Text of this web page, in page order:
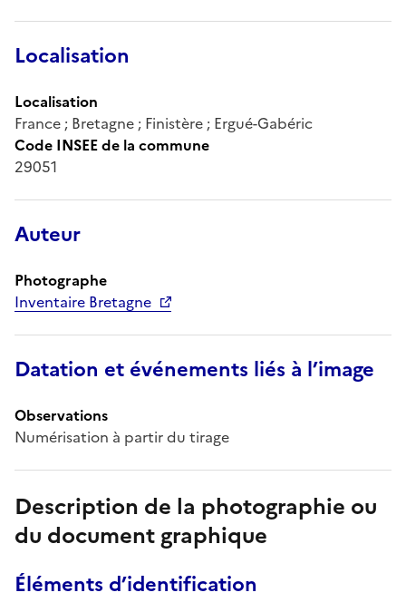
Localisation
Localisation
France ; Bretagne ; Finistère ; Ergué-Gabéric
Code INSEE de la commune
29051
Auteur
Photographe
Inventaire Bretagne
Datation et événements liés à l’image
Observations
Numérisation à partir du tirage
Description de la photographie ou
du document graphique
Éléments d’identification